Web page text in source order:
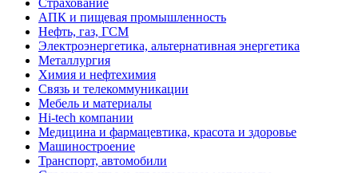
Страхование
АПК и пищевая промышленность
Нефть, газ, ГСМ
Электроэнергетика, альтернативная энергетика
Металлургия
Химия и нефтехимия
Связь и телекоммуникации
Мебель и материалы
Hi-tech компании
Медицина и фармацевтика, красота и здоровье
Машиностроение
Транспорт, автомобили